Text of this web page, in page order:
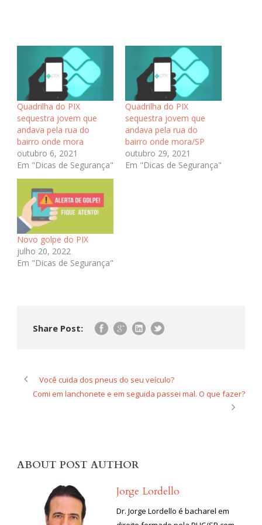
Quadrilha do PIX
sequestra jovem que
andava pela rua do
bairro onde mora
outubro 6, 2021
Em "Dicas de Segurança"
Quadrilha do PIX
sequestra jovem que
andava pela rua do
bairro onde mora/SP
outubro 29, 2021
Em "Dicas de Segurança"
Novo golpe do PIX
julho 20, 2022
Em "Dicas de Segurança"
Share Post:
Você cuida dos pneus do seu veículo?
Comi em lanchonete e em seguida passei mal. O que fazer?
ABOUT POST AUTHOR
Jorge Lordello
Dr. Jorge Lordello é bacharel em